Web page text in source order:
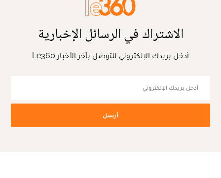
الاشتراك في الرسائل الإخبارية
أدخل بريدك الإلكتروني للتوصل بآخر الأخبار Le360
أرسل